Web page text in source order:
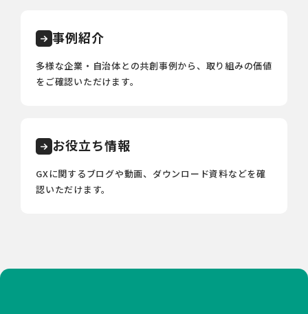
事例紹介
多様な企業・自治体との共創事例から、取り組みの価値
をご確認いただけます。
お役立ち情報
GXに関するブログや動画、ダウンロード資料などを確
認いただけます。